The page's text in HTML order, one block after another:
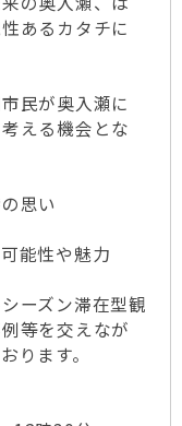
あるカタチに
民が奥入瀬に
える機会とな
思い
能性や魅力
ーズン滞在型観
等を交えなが
ります。